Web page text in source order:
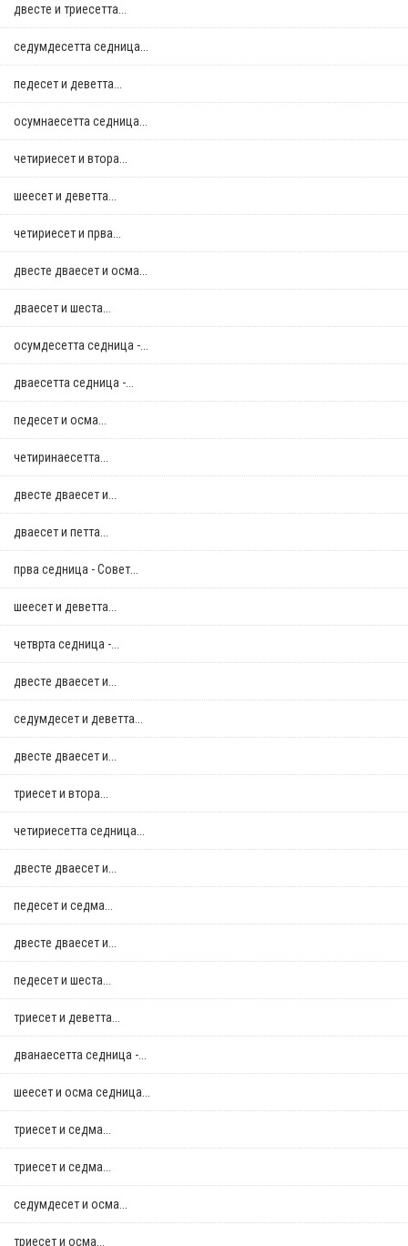
двестe и триесетта...
седумдесетта седница...
педесет и деветта...
осумнaесетта седница...
четириесет и втора...
шеесет и деветта...
четириесет и прва...
двестe дваесет и осма...
дваесет и шеста...
осумдесетта седница -...
дваесетта седница -...
педесет и осма...
четиринаесетта...
двестe дваесет и...
дваесет и петта...
прва седница - Совет...
шеесет и деветта...
четврта седница -...
двестe дваесет и...
седумдесет и деветта...
двестe дваесет и...
триесет и втора...
четириесетта седница...
двестe дваесет и...
педесет и седма...
двестe дваесет и...
педесет и шеста...
триесет и деветта...
дванаесетта седница -...
шеесет и осма седница...
триесет и седма...
триесет и седма...
седумдесет и осма...
триесет и осма...